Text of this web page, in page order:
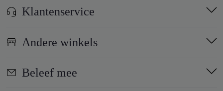
Klantenservice
Andere winkels
Beleef mee